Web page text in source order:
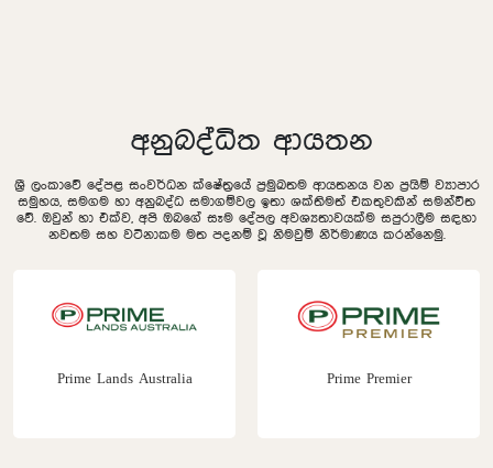
අනුබද්ධිත ආයතන
ශ්‍රී ලංකාවේ දේපළ සංවර්ධන ක්ෂේත්‍රයේ ප්‍රමුඛතම ආයතනය වන ප්‍රයිම් ව්‍යාපාර
සමුහය, සමගම හා අනුබද්ධ සමාගම්වල ඉතා ශක්තිමත් එකතුවකින් සමන්විත
වේ. ඔවුන් හා එක්ව, අපි ඔබගේ සෑම දේපල අවශ්‍යතාවයක්ම සපුරාලීම සඳහා
නවතම සහ වටිනාකම මත පදනම් වූ නිමවුම් නිර්මාණය කරන්නෙමු.
Prime Lands Australia Prime Premier